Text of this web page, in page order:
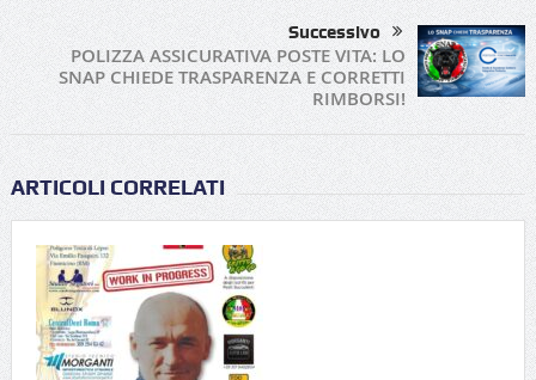
Successivo
POLIZZA ASSICURATIVA POSTE VITA: LO
SNAP CHIEDE TRASPARENZA E CORRETTI
RIMBORSI!
ARTICOLI CORRELATI